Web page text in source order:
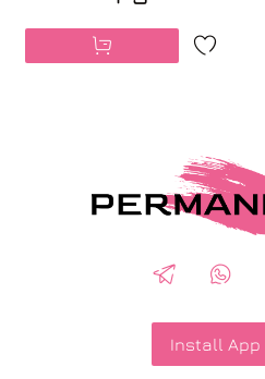
Install App